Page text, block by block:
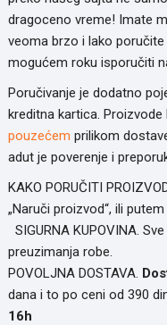
dragoceno vreme! Imate
veoma brzo i lako
mogućem roku isporučiti
Poručivanje je dodatno
kreditna kartica.
pouzećem prilikom
adut je poverenje i
KAKO PORUČITI
„Naruči proizvod“, ili
SIGURNA KUPOVINA.
preuzimanja robe.
POVOLJNA DOSTAVA.
dana i to po ceni od 390
16h